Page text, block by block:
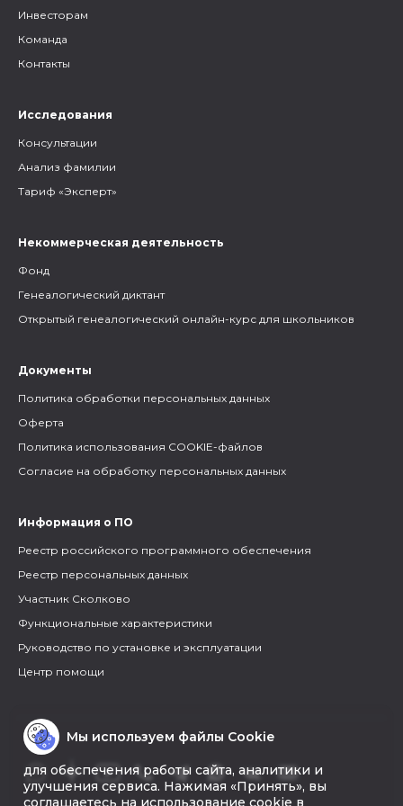
Инвесторам
Команда
Контакты
Исследования
Консультации
Анализ фамилии
Тариф «Эксперт»
Некоммерческая деятельность
Фонд
Генеалогический диктант
Открытый генеалогический онлайн-курс для школьников
Документы
Политика обработки персональных данных
Оферта
Политика использования COOKIE-файлов
Согласие на обработку персональных данных
Информация о ПО
Реестр российского программного обеспечения
Реестр персональных данных
Участник Сколково
Функциональные характеристики
Руководство по установке и эксплуатации
Центр помощи
Мы используем файлы Cookie
для обеспечения работы сайта, аналитики и
улучшения сервиса. Нажимая «Принять», вы
соглашаетесь на использование cookie в